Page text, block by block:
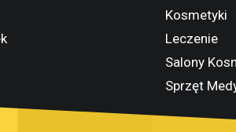
Kosmetyki
Leczenie
Salony
Sprzęt